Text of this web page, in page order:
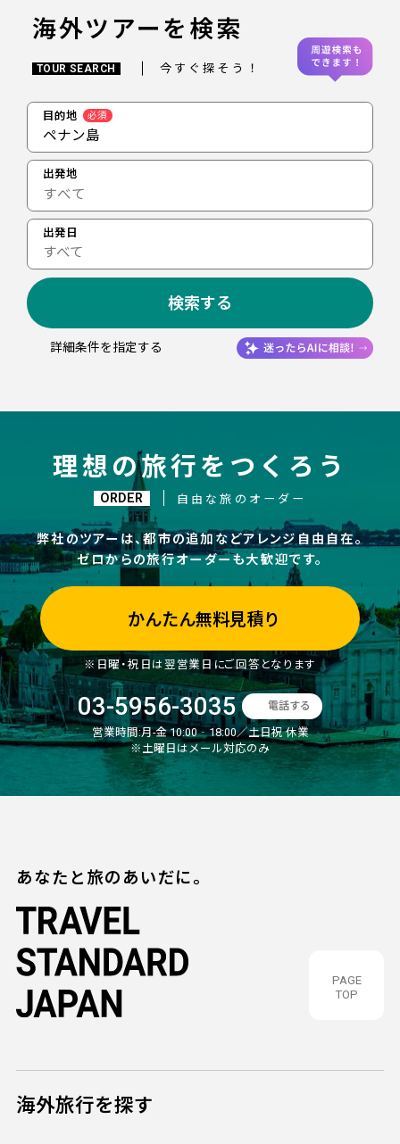
海外ツアーを検索
TOUR SEARCH 今すぐ探そう！
目的地 必須
ペナン島
出発地
出発日
すべて
検索する
詳細条件を指定する
理想の旅行をつくろう
ORDER 自由な旅のオーダー
弊社のツアーは、都市の追加などアレンジ自由自在。
ゼロからの旅行オーダーも大歓迎です。
かんたん無料見積り
※日曜・祝日は翌営業日にご回答となります
03-5956-3035 電話する
営業時間:月-金 10:00‐18:00／土日祝 休業
※土曜日はメール対応のみ
PAGE
TOP
あなたと旅のあいだに。
海外旅行を探す